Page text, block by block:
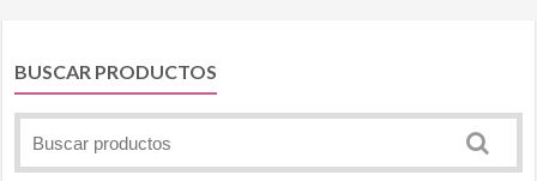
BUSCAR PRODUCTOS